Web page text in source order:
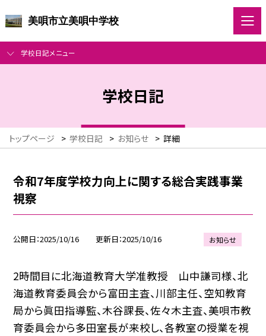
美唄市立美唄中学校
学校日記メニュー
学校日記
トップページ > 学校日記 > お知らせ > 詳細
令和7年度学校力向上に関する総合実践事業
視察
公開日 2025/10/16 更新日 2025/10/16 お知らせ
2時間目に北海道教育大学准教授 山中謙司様、北
海道教育委員会から富田主査、川部主任、空知教育
局から眞田指導監、木谷課長、佐々木主査、美唄市教
育委員会から多田室長が来校し、各教室の授業を視